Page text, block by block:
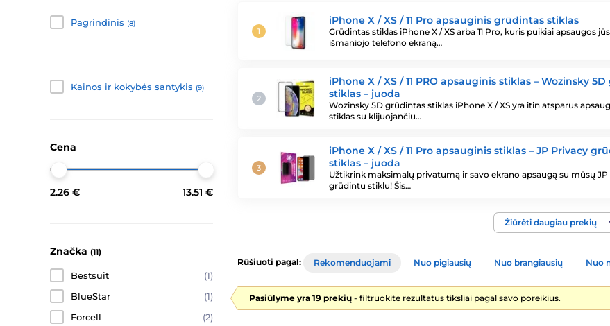
iPhone X / XS / 11 Pro apsauginis grūdintas stiklas
Grūdintas stiklas iPhone X / XS arba 11 Pro, kuris puikiai apsaugos
išmaniojo telefono ekraną…
iPhone X / XS / 11 PRO apsauginis stiklas – Wozinsky
stiklas – juoda
Wozinsky 5D grūdintas stiklas iPhone X / XS yra itin atsparus
stiklas su klijuojančiu…
iPhone X / XS / 11 Pro apsauginis stiklas – JP Privacy
stiklas – juoda
Užtikrink maksimalų privatumą ir savo ekrano apsaugą su mūsų
grūdintu stiklu! Šis…
Žiūrėti daugiau prekių
Pagrindinis (8)
Kainos ir kokybės santykis (9)
Cena
2.26 € 13.51 €
Značka (11)
Bestsuit
(1)
BlueStar
(1)
Forcell
(2)
Rūšiuoti pagal: Rekomenduojami Nuo pigiausių Nuo brangiausių Nuo
Pasiūlyme yra 19 prekių - filtruokite rezultatus tiksliai pagal savo poreikius.